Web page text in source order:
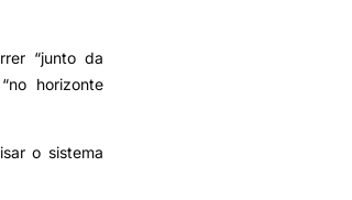
“junto da
horizonte
o sistema